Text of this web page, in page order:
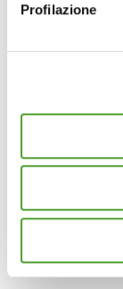
Approfondisci
Questo sito
terze parti per
navigazione
cookie utilizzati
Profilazione